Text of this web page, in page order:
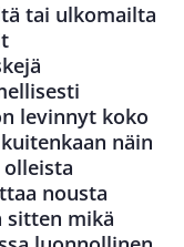
tai ulkomailta
levinnyt koko
näin
nousta
sitten mikä